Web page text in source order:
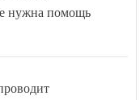
нужна помощь